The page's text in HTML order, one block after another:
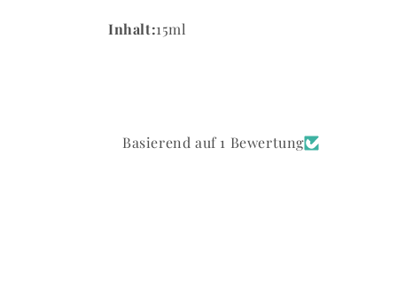
Inhalt:15ml
Basierend auf 1 Bewertung